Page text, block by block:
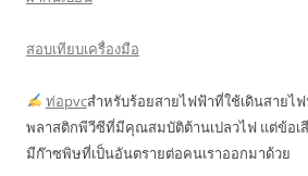
สอบเทียบเครื่องมือ
ท่อpvcสำหรับร้อยสายไฟฟ้าที่ใช้เดินสายไ
พลาสติกพีวีซีที่มีคุณสมบัติต้านเปลวไฟ แต่ข้อ
มีก๊าซพิษที่เป็นอันตรายต่อคนเราออกมาด้วย